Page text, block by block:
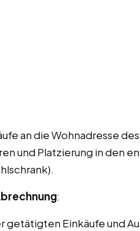
an die Wohnadresse
und Platzierung in den
:
getätigten Einkäufe und